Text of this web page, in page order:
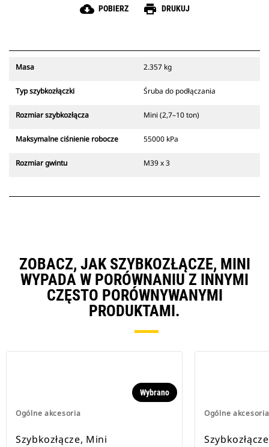
cloud_download POBIERZ print DRUKUJ
Masa 2.357 kg
Typ szybkozłączki Śruba do podłączania
Rozmiar szybkozłącza Mini (2,7–10 ton)
Maksymalne ciśnienie robocze 55000 kPa
Rozmiar gwintu M39 x 3
ZOBACZ, JAK SZYBKOZŁĄCZE, MINI
WYPADA W PORÓWNANIU Z INNYMI
CZĘSTO PORÓWNYWANYMI
PRODUKTAMI.
Ogólne akcesoria
Wybrano
Szybkozłącze, Mini
Ogólne akcesoria